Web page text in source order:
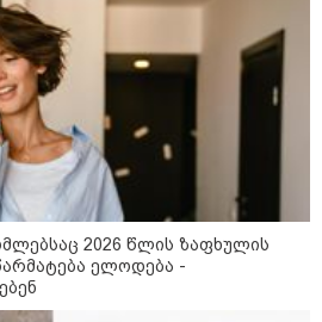
2026 წლის ზაფხულის
ელოდება -